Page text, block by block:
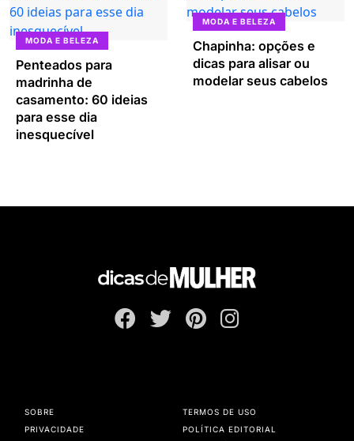
MODA E BELEZA
Penteados para
madrinha de
casamento: 60 ideias
para esse dia
inesquecível
MODA E BELEZA
Chapinha: opções e
dicas para alisar ou
modelar seus cabelos
SOBRE
PRIVACIDADE
TERMOS DE USO
POLÍTICA EDITORIAL